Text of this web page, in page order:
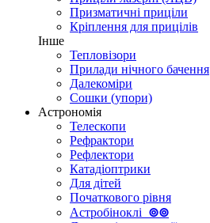
Призматичні приціли
Кріплення для прицілів
Інше
Тепловізори
Прилади нічного бачення
Далекоміри
Сошки (упори)
Астрономія
Телескопи
Рефрактори
Рефлектори
Катадіоптрики
Для дітей
Початкового рівня
Астробіноклі ⊚⊚